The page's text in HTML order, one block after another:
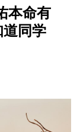
本命有
同学